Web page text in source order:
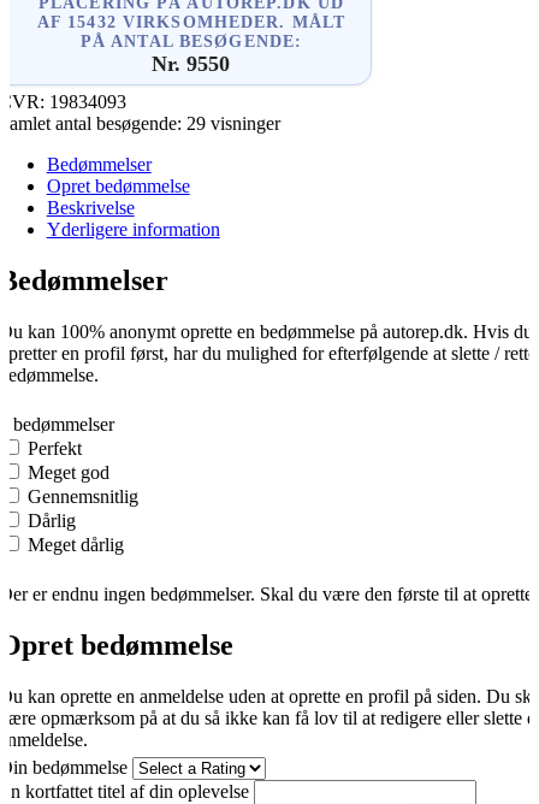
AF 15432 VIRKSOMHEDER. MÅLT
PÅ ANTAL BESØGENDE:
Nr. 9550
19834093
antal besøgende: 29 visninger
Bedømmelser
Opret bedømmelse
Beskrivelse
Yderligere information
kan 100% anonymt oprette en bedømmelse på autorep.dk. Hvis du
en profil først, har du mulighed for efterfølgende at slette /
bedømmelser
Perfekt
Meget god
Gennemsnitlig
Dårlig
Meget dårlig
er endnu ingen bedømmelser. Skal du være den første til at oprette
bedømmelse
kan oprette en anmeldelse uden at oprette en profil på siden. Du
opmærksom på at du så ikke kan få lov til at redigere eller slette
bedømmelse
kortfattet titel af din oplevelse